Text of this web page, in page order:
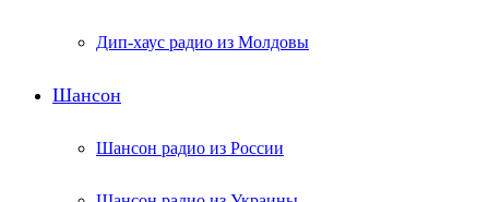
Дип-хаус радио из Молдовы
Шансон
Шансон радио из России